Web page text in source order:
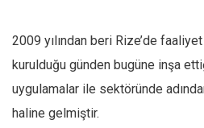
2009 yılından beri Rize’de
kurulduğu günden bugüne inşa
uygulamalar ile sektöründe
haline gelmiştir.